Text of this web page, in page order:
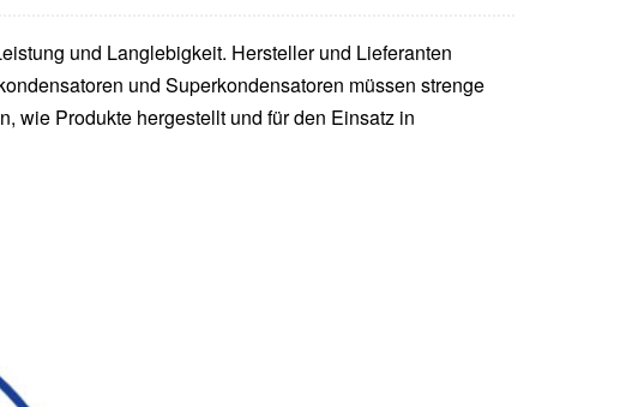
und Langlebigkeit. Hersteller und Lieferanten
und Superkondensatoren müssen strenge
wie Produkte hergestellt und für den Einsatz in